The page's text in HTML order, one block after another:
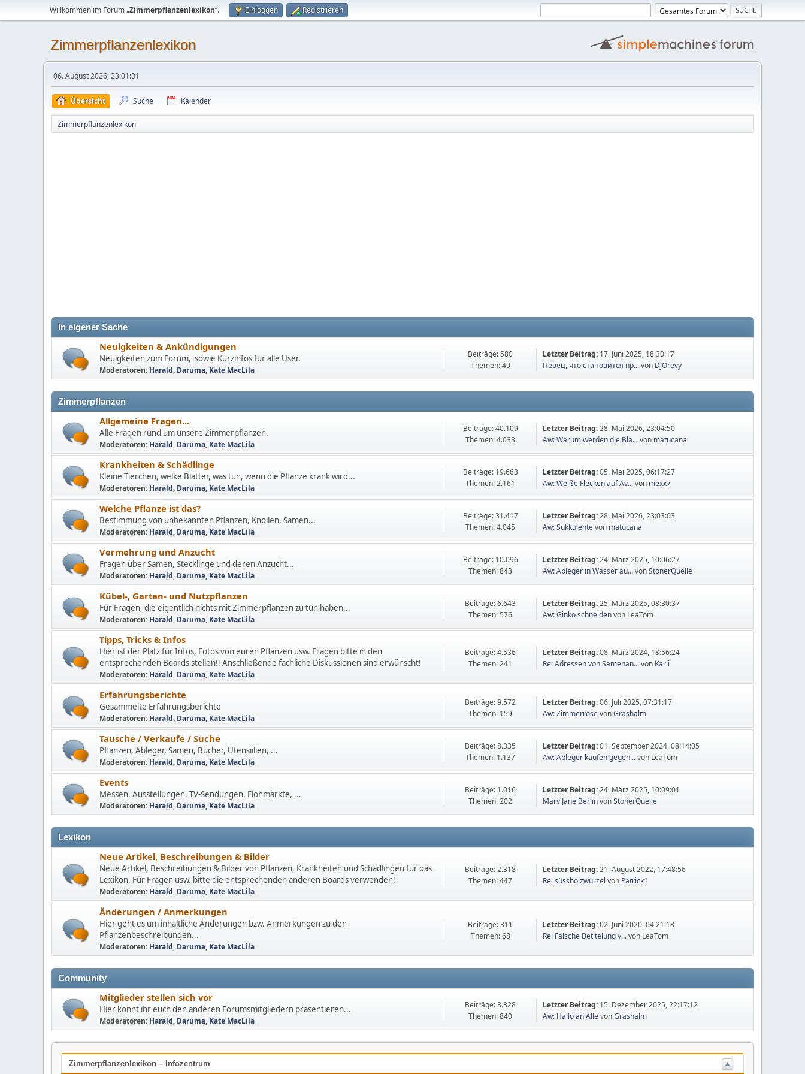
Willkommen im Forum „Zimmerpflanzenlexikon“. Einloggen Registrieren
Zimmerpflanzenlexikon
06. August 2026, 23:01:01
Übersicht Suche Kalender
Zimmerpflanzenlexikon
In eigener Sache
Neuigkeiten & Ankündigungen
Neuigkeiten zum Forum, sowie Kurzinfos für alle User.
Moderatoren: Harald, Daruma, Kate MacLila
Beiträge: 580
Themen: 49
Letzter Beitrag: 17. Juni 2025, 18:30:17
Певец, что становится пр...von DJOrevy
Zimmerpflanzen
Allgemeine Fragen...
Alle Fragen rund um unsere Zimmerpflanzen.
Moderatoren: Harald, Daruma, Kate MacLila
Beiträge: 40.109
Themen: 4.033
Letzter Beitrag:28. Mai 2026, 23:04:50
Aw: Warum werden die Blä...von matucana
Krankheiten & Schädlinge
Kleine Tierchen, welke Blätter, was tun, wenn die Pflanze krank wird...
Moderatoren: Harald, Daruma, Kate MacLila
Beiträge: 19.663
Themen: 2.161
Letzter Beitrag:05. Mai 2025, 06:17:27
Aw: Weiße Flecken auf Av...von mexx7
Welche Pflanze ist das?
Bestimmung von unbekannten Pflanzen, Knollen, Samen...
Moderatoren: Harald, Daruma, Kate MacLila
Beiträge: 31.417
Themen: 4.045
Letzter Beitrag:28. Mai 2026, 23:03:03
Aw: Sukkulentevon matucana
Vermehrung und Anzucht
Fragen über Samen, Stecklinge und deren Anzucht...
Moderatoren: Harald, Daruma, Kate MacLila
Beiträge: 10.096
Themen: 843
Letzter Beitrag:24. März 2025, 10:06:27
Aw: Ableger in Wasser au...vonStonerQuelle
Kübel-, Garten- und Nutzpflanzen
Für Fragen, die eigentlich nichts mit Zimmerpflanzen zu tun haben...
Moderatoren: Harald, Daruma, Kate MacLila
Beiträge: 6.643
Themen: 576
Letzter Beitrag:25. März 2025, 08:30:37
Aw: Ginko schneidenvon LeaTom
Tipps, Tricks & Infos
Hier ist der Platz für Infos, Fotos von euren Pflanzen usw. Fragen bitte in den
entsprechenden Boards stellen!! Anschließende fachliche Diskussionen sind erwünscht!
Moderatoren: Harald, Daruma, Kate MacLila
Beiträge: 4.536
Themen: 241
Letzter Beitrag:08. März 2024, 18:56:24
Re: Adressen von Samenan...von Karli
Erfahrungsberichte
Gesammelte Erfahrungsberichte
Moderatoren: Harald, Daruma, Kate MacLila
Beiträge: 9.572
Themen: 159
Letzter Beitrag:06. Juli 2025, 07:31:17
Aw: ZimmerrosevonGrashalm
Tausche / Verkaufe / Suche
Pflanzen, Ableger, Samen, Bücher, Utensiilien, ...
Moderatoren: Harald, Daruma, Kate MacLila
Beiträge: 8.335
Themen: 1.137
Letzter Beitrag:01. September 2024, 08:14:05
Aw: Ableger kaufen gegen...von LeaTom
Events
Messen, Ausstellungen, TV-Sendungen, Flohmärkte, ...
Moderatoren: Harald, Daruma, Kate MacLila
Beiträge: 1.016
Themen: 202
Letzter Beitrag:24. März 2025, 10:09:01
Mary Jane BerlinvonStonerQuelle
Lexikon
Neue Artikel, Beschreibungen & Bilder
Neue Artikel, Beschreibungen & Bilder von Pflanzen, Krankheiten und Schädlingen für das
Lexikon. Für Fragen usw. bitte die entsprechenden anderen Boards verwenden!
Moderatoren: Harald, Daruma, Kate MacLila
Beiträge: 2.318
Themen: 447
Letzter Beitrag:21. August 2022, 17:48:56
Re: süssholzwurzel von Patrick1
Änderungen / Anmerkungen
Hier geht es um inhaltliche Änderungen bzw. Anmerkungen zu den
Pflanzenbeschreibungen...
Moderatoren: Harald, Daruma, Kate MacLila
Beiträge: 311
Themen: 68
Letzter Beitrag:02. Juni 2020, 04:21:18
Re: Falsche Betitelung v...von LeaTom
Community
Mitglieder stellen sich vor
Hier könnt ihr euch den anderen Forumsmitgliedern präsentieren...
Moderatoren: Harald, Daruma, Kate MacLila
Beiträge: 8.328
Themen: 840
Letzter Beitrag: 15. Dezember 2025, 22:17:12
Aw: Hallo an AllevonGrashalm
Zimmerpflanzenlexikon – Infozentrum